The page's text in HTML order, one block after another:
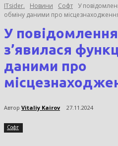
ITsider. Новини Софт
У
обміну даними про
У
з’явилася
даними про
Автор Vitaliy Kairov 27.11.2024
Софт